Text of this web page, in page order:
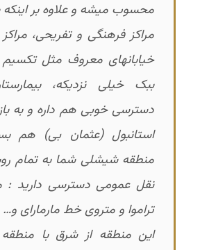
محسوب میشه و علاوه بر اینکه
مراکز فرهنگی و تفریحی،
خیابانهای معروف مثل
ببک خیلی نزدیکه،
دسترسی خوبی هم داره و به
استانبول (عثمان بی) هم
منطقه شیشلی شما به تمام
نقل عمومی دسترسی دارید :
تراموا و متروی خط مارمارای و…
این منطقه از شرق با